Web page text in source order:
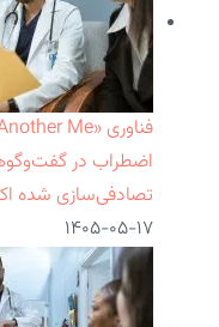
اضطراب در
تصادفی‌سازی شده
۱۴۰۵-۰۵-۱۷